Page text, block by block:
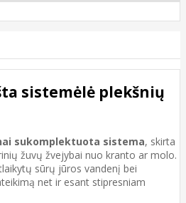
sistemėlė plekšnių
sukomplektuota sistema, skirta
žuvų žvejybai nuo kranto ar molo.
sūrų jūros vandenį bei
net ir esant stipresniam